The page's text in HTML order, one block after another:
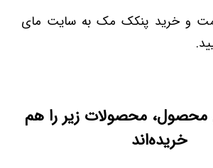
و خرید پنکک مک به سایت مای
محصول، محصولات زیر را هم
خریده‌اند